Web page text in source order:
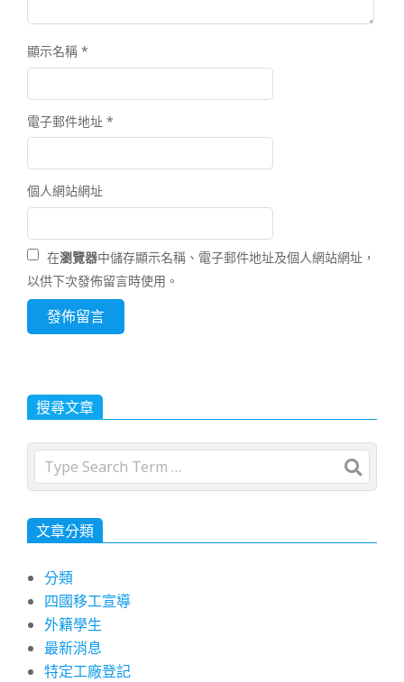
顯示名稱 *
電子郵件地址 *
個人網站網址
在瀏覽器中儲存顯示名稱、電子郵件地址及個人網站網址，
以供下次發佈留言時使用。
搜尋文章
Search
文章分類
分類
四國移工宣導
外籍學生
最新消息
特定工廠登記